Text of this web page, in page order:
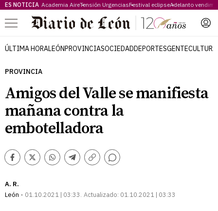
ES NOTICIA Academia AireTensión UrgenciasFestival eclipseAdelanto
Menú
ÚLTIMA HORALEÓNPROVINCIASOCIEDADDEPORTESGENTECULTURA
PROVINCIA
Amigos del Valle se manifiesta
mañana contra la
embotelladora
Facebook
TwitterWhatsappTelegram
Copiar
Comentarios
A. R.
León
01.10.2021 | 03:33 Actualizado: 01.10.2021 | 03:33